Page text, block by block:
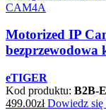
Motorized IP
bezprzewodowa
eTIGER
Kod produktu: B2B-
499.00zł Dowiedz się